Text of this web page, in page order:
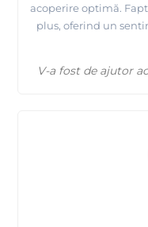
acoperire optimă.
plus, oferind un
V-a fost de ajutor